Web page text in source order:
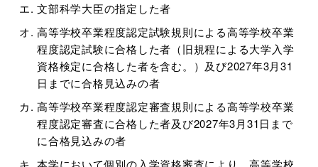
文部科学大臣の指定した者
高等学校卒業程度認定試験規則による高等学校卒業
程度認定試験に合格した者（旧規程による大学入学
資格検定に合格した者を含む。）及び2027年3月31
日までに合格見込みの者
高等学校卒業程度認定審査規則による高等学校卒業
程度認定審査に合格した者及び2027年3月31日まで
に合格見込みの者
本学において個別の入学資格審査により、高等学校